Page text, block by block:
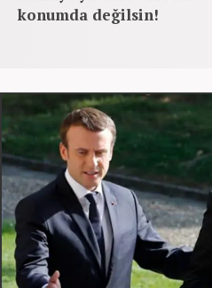
konumda değilsin!